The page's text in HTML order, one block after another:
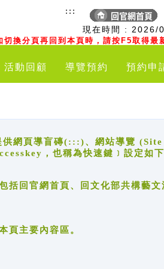
現在時間 : 2026/
切換分頁再回到本頁時，請按F5取得最
:::
活動回顧 導覽預約 預約申
供網頁導盲磚(:::)、網站導覽 (Site
，也稱為快速鍵﹞設定如下
回官網首頁、回文化部共構藝文
主要內容區。